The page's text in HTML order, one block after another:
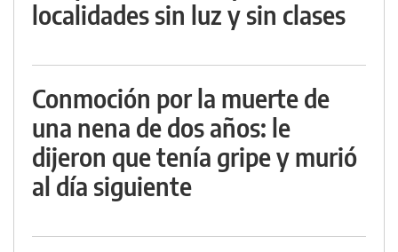
localidades sin luz y sin clases
Conmoción por la muerte de
una nena de dos años: le
dijeron que tenía gripe y murió
al día siguiente